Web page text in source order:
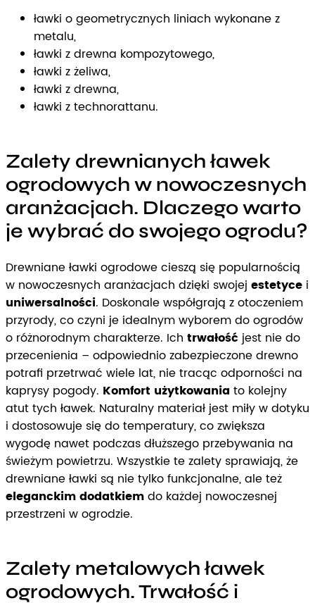
ławki o geometrycznych liniach wykonane z
metalu,
ławki z drewna kompozytowego,
ławki z żeliwa,
ławki z drewna,
ławki z technorattanu.
Zalety drewnianych ławek
ogrodowych w nowoczesnych
aranżacjach. Dlaczego warto
je wybrać do swojego ogrodu?
Drewniane ławki ogrodowe cieszą się popularnością
w nowoczesnych aranżacjach dzięki swojej estetyce i
uniwersalności. Doskonale współgrają z otoczeniem
przyrody, co czyni je idealnym wyborem do ogrodów
o różnorodnym charakterze. Ich trwałość jest nie do
przecenienia – odpowiednio zabezpieczone drewno
potrafi przetrwać wiele lat, nie tracąc odporności na
kaprysy pogody. Komfort użytkowania to kolejny
atut tych ławek. Naturalny materiał jest miły w dotyku
i dostosowuje się do temperatury, co zwiększa
wygodę nawet podczas dłuższego przebywania na
świeżym powietrzu. Wszystkie te zalety sprawiają, że
drewniane ławki są nie tylko funkcjonalne, ale też
eleganckim dodatkiemdo każdej nowoczesnej
przestrzeni w ogrodzie.
Zalety metalowych ławek
ogrodowych. Trwałość i